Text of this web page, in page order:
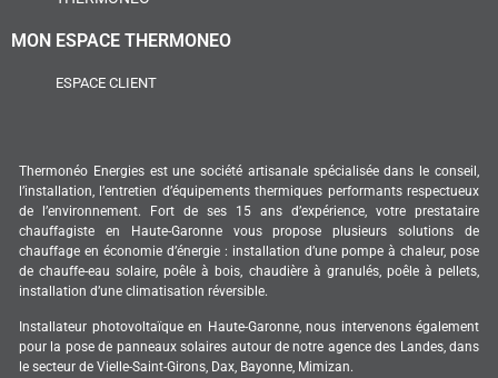
MON ESPACE THERMONEO
ESPACE CLIENT
Thermonéo Energies est une société artisanale spécialisée dans le conseil,
l’installation, l’entretien d’équipements thermiques performants respectueux
de l’environnement. Fort de ses 15 ans d’expérience, votre prestataire
chauffagiste en Haute-Garonne vous propose plusieurs solutions de
chauffage en économie d’énergie : installation d’une pompe à chaleur, pose
de chauffe-eau solaire, poêle à bois, chaudière à granulés, poêle à pellets,
installation d’une climatisation réversible.
Installateur photovoltaïque en Haute-Garonne, nous intervenons également
pour la pose de panneaux solaires autour de notre agence des Landes, dans
le secteur de Vielle-Saint-Girons, Dax, Bayonne, Mimizan.